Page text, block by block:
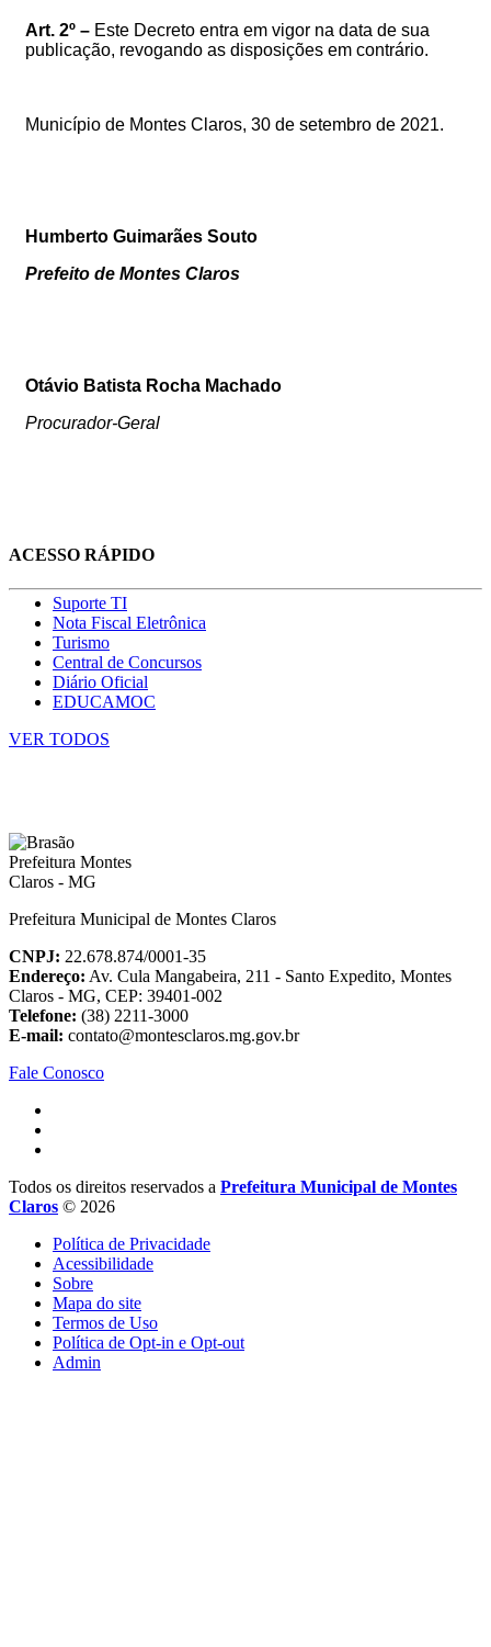
Art. 2º – Este Decreto entra em vigor na data de sua
publicação, revogando as disposições em contrário.
Município de Montes Claros, 30 de setembro de 2021.
Humberto Guimarães Souto
Prefeito de Montes Claros
Otávio Batista Rocha Machado
Procurador-Geral
ACESSO RÁPIDO
Suporte TI
Nota Fiscal Eletrônica
Turismo
Central de Concursos
Diário Oficial
EDUCAMOC
VER TODOS
Prefeitura Municipal de Montes Claros
CNPJ: 22.678.874/0001-35
Endereço: Av. Cula Mangabeira, 211 - Santo Expedito, Montes
Claros - MG, CEP: 39401-002
Telefone: (38) 2211-3000
E-mail: contato@montesclaros.mg.gov.br
Fale Conosco
Todos os direitos reservados a Prefeitura Municipal de Montes
Claros © 2026
Política de Privacidade
Acessibilidade
Sobre
Mapa do site
Termos de Uso
Política de Opt-in e Opt-out
Admin